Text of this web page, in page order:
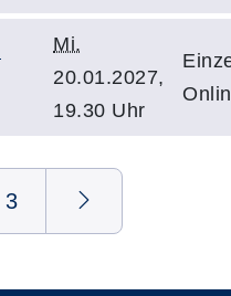
Mi.
20.01.2027,
19.30 Uhr
3